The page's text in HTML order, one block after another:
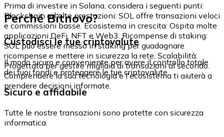
Prima di investire in Solana, considera i seguenti punti:
Blockchain ad alte prestazioni: SOL offre transazioni veloci
e commissioni basse. Ecosistema in crescita: Ospita molte
applicazioni DeFi, NFT e Web3. Ricompense di staking:
SOL può essere messo in staking per guadagnare
ricompense e mettere in sicurezza la rete. Scalabilità:
Progettata per gestire migliaia di transazioni al secondo.
Comprendere la sua tecnologia e l'ecosistema ti aiuterà a
prendere decisioni informate.
Perché Bitnovo?
Custodisci le tue criptovalute
Il modo sicuro e conveniente per avere il controllo totale
dei tuoi fondi e proteggere le tue criptovalute.
Sicuro e affidabile
Tutte le nostre transazioni sono protette con sicurezza
informatica.